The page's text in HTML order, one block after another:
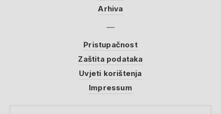
Arhiva
Pristupačnost
Zaštita podataka
Uvjeti korištenja
Impressum